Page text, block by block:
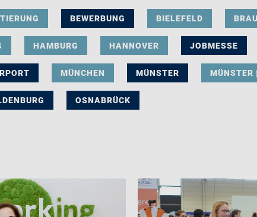
BEWERBUNG BIELEFELD
HAMBURG HANNOVER JOBMESSE
MÜNCHEN MÜNSTER MÜNSTER
OSNABRÜCK